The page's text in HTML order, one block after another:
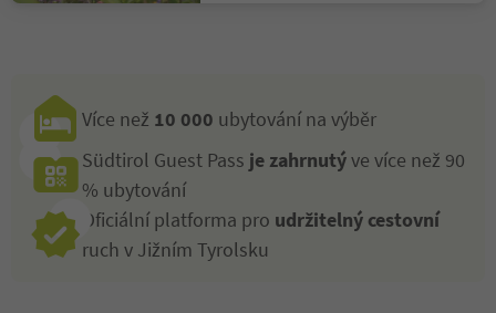
Více než 10 000 ubytování na výběr
Südtirol Guest Pass je zahrnutýve více než 90
% ubytování
Oficiální platforma pro udržitelný cestovní
ruch v Jižním Tyrolsku